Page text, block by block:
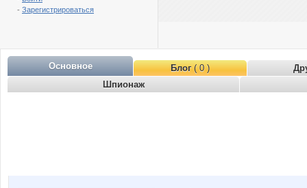
- Зарегистрироваться
Основное Блог( 0 )
Шпионаж